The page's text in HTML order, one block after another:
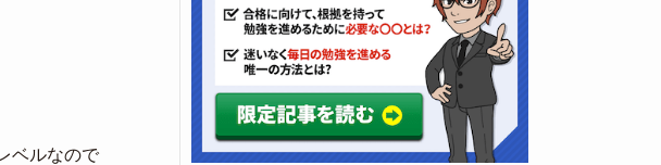
ベルなので